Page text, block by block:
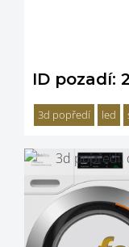
ID pozadí:
3d popředí led